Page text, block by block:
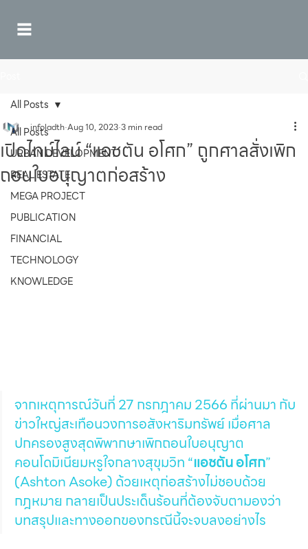
All Posts
URBAN DEVELOPMENT
REAL ESTATE
MEGA PROJECT
PUBLICATION
FINANCIAL
TECHNOLOGY
KNOWLEDGE
All Posts
เปิดไทม์ไลน์ “แอชตัน อโศก” ถูกศาลสั่งเพิก
ถอนใบอนุญาตก่อสร้าง
infoladth Aug 10, 2023 3 min read
จากเหตุการณ์วันที่ 27 กรกฎาคม 2566 ที่ผ่านมา กับ
ข่าวใหญ่สะเทือนวงการอสังหาริมทรัพย์ เมื่อศาล
ปกครองสูงสุดพิพากษาเพิกถอนใบอนุญาต
คอนโดมิเนียมหรูใจกลางสุขุมวิท “แอชตัน อโศก”
(Ashton Asoke) ด้วยเหตุก่อสร้างไม่ชอบด้วย
กฎหมาย กลายเป็นประเด็นร้อนที่ต้องจับตามองว่า
บทสรุปและทางออกของกรณีนี้จะจบลงอย่างไร